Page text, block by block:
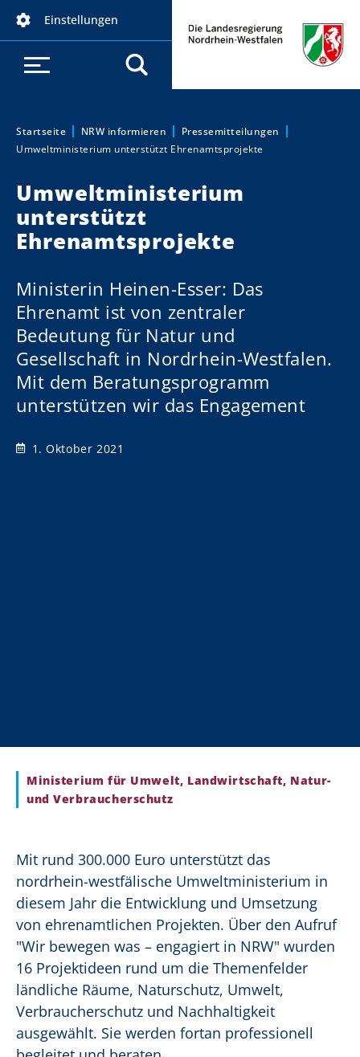
Einstellungen
Sie sind hier:
Startseite NRW informieren
Pressemitteilungen
Umweltministerium unterstützt Ehrenamtsprojekte
Umweltministerium
unterstützt
Ehrenamtsprojekte
Ministerin Heinen-Esser: Das
Ehrenamt ist von zentraler
Bedeutung für Natur und
Gesellschaft in Nordrhein-Westfalen.
Mit dem Beratungsprogramm
unterstützen wir das Engagement
1. Oktober 2021
Ministerium für Umwelt, Landwirtschaft, Natur-
und Verbraucherschutz
Mit rund 300.000 Euro unterstützt das
nordrhein-westfälische Umweltministerium in
diesem Jahr die Entwicklung und Umsetzung
von ehrenamtlichen Projekten. Über den Aufruf
"Wir bewegen was – engagiert in NRW" wurden
16 Projektideen rund um die Themenfelder
ländliche Räume, Naturschutz, Umwelt,
Verbraucherschutz und Nachhaltigkeit
ausgewählt. Sie werden fortan professionell